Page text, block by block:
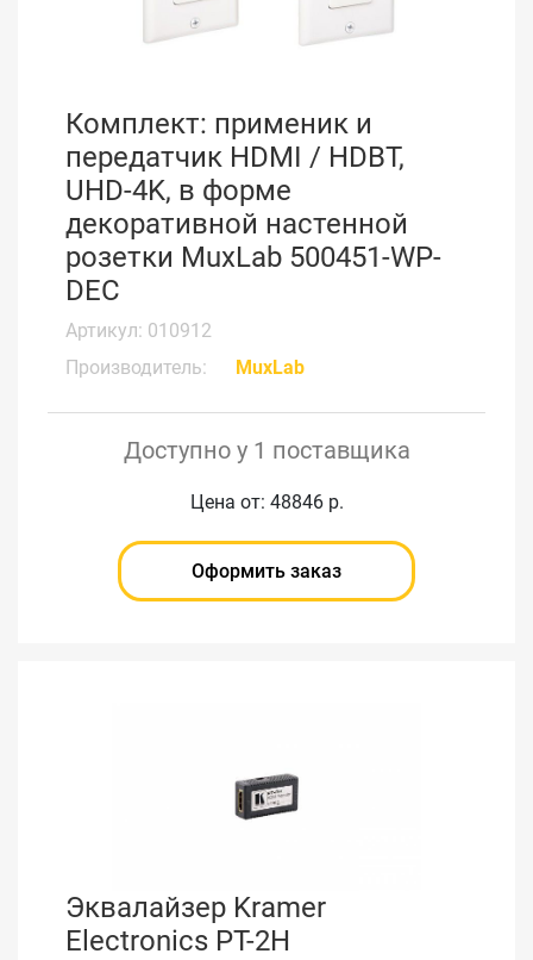
Комплект: применик и
передатчик HDMI / HDBT,
UHD-4K, в форме
декоративной настенной
розетки MuxLab 500451-WP-
DEC
Артикул: 010912
Производитель:
MuxLab
Доступно у 1 поставщика
Цена от: 48846 р.
Оформить заказ
Эквалайзер Kramer
Electronics PT-2H